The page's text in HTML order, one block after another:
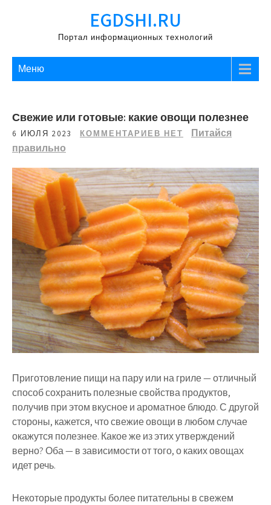
содержимому
EGDSHI.RU
Портал информационных технологий
Меню
Свежие или готовые: какие овощи полезнее
6 ИЮЛЯ 2023 КОММЕНТАРИЕВ НЕТ
Питайся
правильно
Приготовление пищи на пару или на гриле — отличный
способ сохранить полезные свойства продуктов,
получив при этом вкусное и ароматное блюдо. С другой
стороны, кажется, что свежие овощи в любом случае
окажутся полезнее. Какое же из этих утверждений
верно? Оба — в зависимости от того, о каких овощах
идет речь.
Некоторые продукты более питательны в свежем